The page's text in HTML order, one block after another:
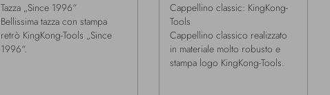
Tazza „Since 1996“
Bellissima tazza con stampa
retrò KingKong-Tools „Since
1996“.
Cappellino classic: KingKong-
Tools
Cappellino classico realizzato
in materiale molto robusto e
stampa logo KingKong-Tools.